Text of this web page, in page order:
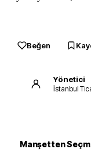
Beğen
Yönetici
İstanbul
Manşetten